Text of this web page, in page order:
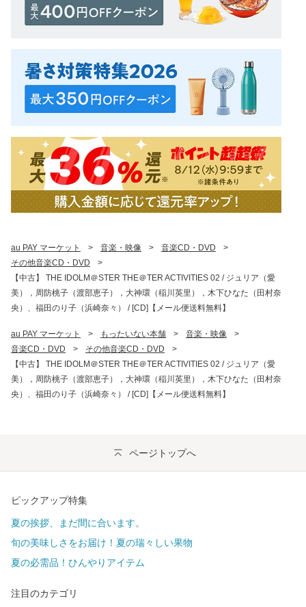
au PAY マーケット > 音楽・映像 > 音楽CD・DVD
>
その他音楽CD・DVD
>
【中古】 THE IDOLM＠STER THE＠TER ACTIVITIES 02 / ジュリア（愛
美），周防桃子（渡部恵子），大神環（稲川英里），木下ひなた（田村奈
央）、福田のり子（浜崎奈々） / [CD]【メール便送料無料】
au PAY マーケット > もったいない本舗 > 音楽・映像
>
音楽CD・DVD
> その他音楽CD・DVD
>
【中古】 THE IDOLM＠STER THE＠TER ACTIVITIES 02 / ジュリア（愛
美），周防桃子（渡部恵子），大神環（稲川英里），木下ひなた（田村奈
央）、福田のり子（浜崎奈々） / [CD]【メール便送料無料】
ページトップへ
ピックアップ特集
夏の挨拶、まだ間に合います。
旬の美味しさをお届け！夏の瑞々しい果物
夏の必需品！ひんやりアイテム
注目のカテゴリ